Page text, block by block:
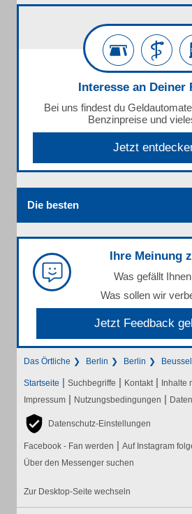
Interesse an Deiner
Bei uns findest du
Benzinpreise und
Jetzt
Die besten
Ihre Meinung
Was gefällt
Was sollen wir
Jetzt Feedback
Das Örtliche Berlin Berlin
Startseite | Suchbegriffe | Kontakt | Inhalte
Impressum | Nutzungsbedingungen |
Datenschutz-Einstellungen
Facebook - Fan werden | Auf Instagram
Über den Messenger suchen
Zur Desktop-Seite wechseln